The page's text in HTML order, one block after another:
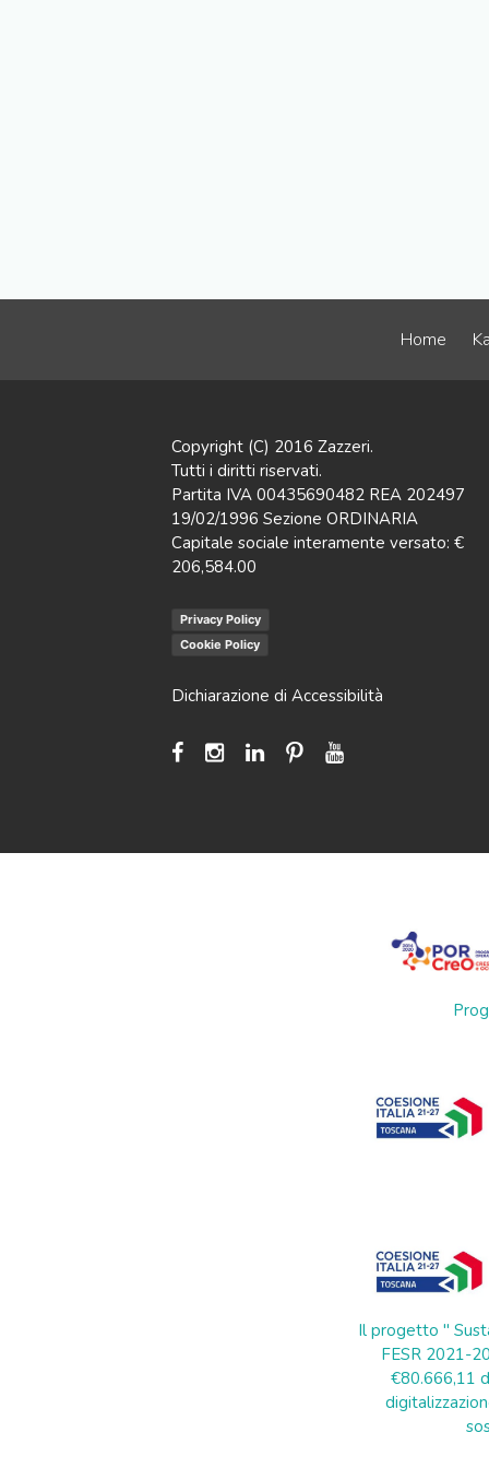
Home
Copyright (C) 2016 Zazzeri.
Tutti i diritti riservati.
Partita IVA 00435690482 REA 202497
19/02/1996 Sezione ORDINARIA
Capitale sociale interamente versato: €
206,584.00
Privacy Policy
Cookie Policy
Dichiarazione di Accessibilità
Il progetto "
FESR 2021-
€80.666,11